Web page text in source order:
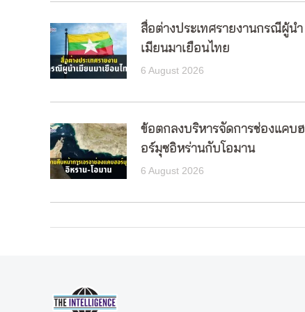
สื่อต่างประเทศรายงานกรณีผู้นำ
เมียนมาเยือนไทย
6 August 2026
ข้อตกลงบริหารจัดการช่องแคบฮ
อร์มุซอิหร่านกับโอมาน
6 August 2026